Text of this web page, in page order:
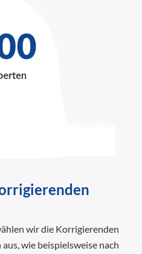
wir die Korrigierenden
wie beispielsweise nach